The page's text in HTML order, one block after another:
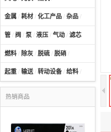
金属 / 耗材 / 化工产品 / 杂品 /
管 / 阀 / 泵 / 液压 / 气动 / 滤芯
燃料 / 除灰 / 脱硫 / 脱硝 /
起重 / 输送/ 转动设备 / 给料 /
热销商品